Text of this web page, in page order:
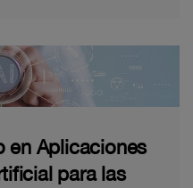
en Aplicaciones
para las